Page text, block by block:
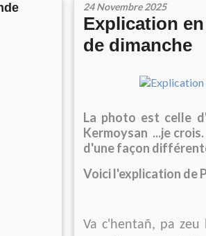
24 Novembre 2025
Explication
de dimanche
La photo est celle
Kermoysan ...je
d'une façon
Voici l'explication de
Va c'hentañ, pa